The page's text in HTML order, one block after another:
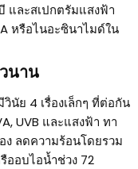
และสเปกตรัมแสงฟ้า
หรือไนอะซินาไมด์ใน
นาน
นัย 4 เรื่องเล็กๆ ที่ต่อกัน
UVB และแสงฟ้า ทา
ง ลดความร้อนโดยรวม
อบไอน้ำช่วง 72